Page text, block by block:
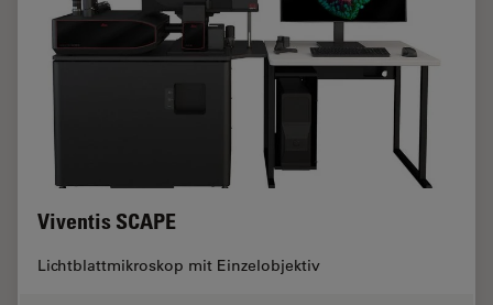
Viventis SCAPE
Lichtblattmikroskop mit Einzelobjektiv